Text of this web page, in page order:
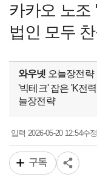
카카오 노조
법인 모두
와우넷 오늘장전략
'빅테크' 잡은 'K전
늘장전략
입력 2026-05-20 12:54수정
구독